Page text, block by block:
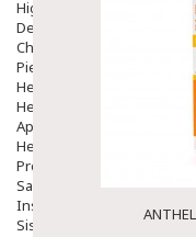
Higiene Oido
Deshabituación
Chicles
Piel
Herpes Y Hongos
Heridas Y úlceras
Aparato Genital
Hemorroides
Protectores Y Emolientes
Salud
Insomnio
Sistema Nervioso